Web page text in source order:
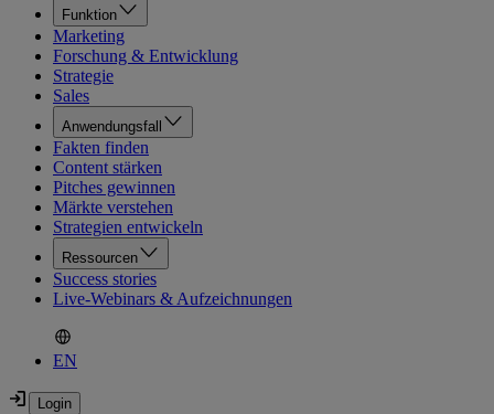
Funktion
Marketing
Forschung & Entwicklung
Strategie
Sales
Anwendungsfall
Fakten finden
Content stärken
Pitches gewinnen
Märkte verstehen
Strategien entwickeln
Ressourcen
Success stories
Live-Webinars & Aufzeichnungen
EN